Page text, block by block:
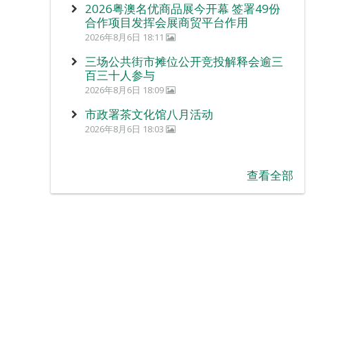
2026粤澳名优商品展今开幕 签署49份
合作项目发挥会展商贸平台作用
2026年8月6日 18:11
三场公共街市摊位公开竞投解释会逾三
百三十人参与
2026年8月6日 18:09
市政署茶文化馆八月活动
2026年8月6日 18:03
查看全部